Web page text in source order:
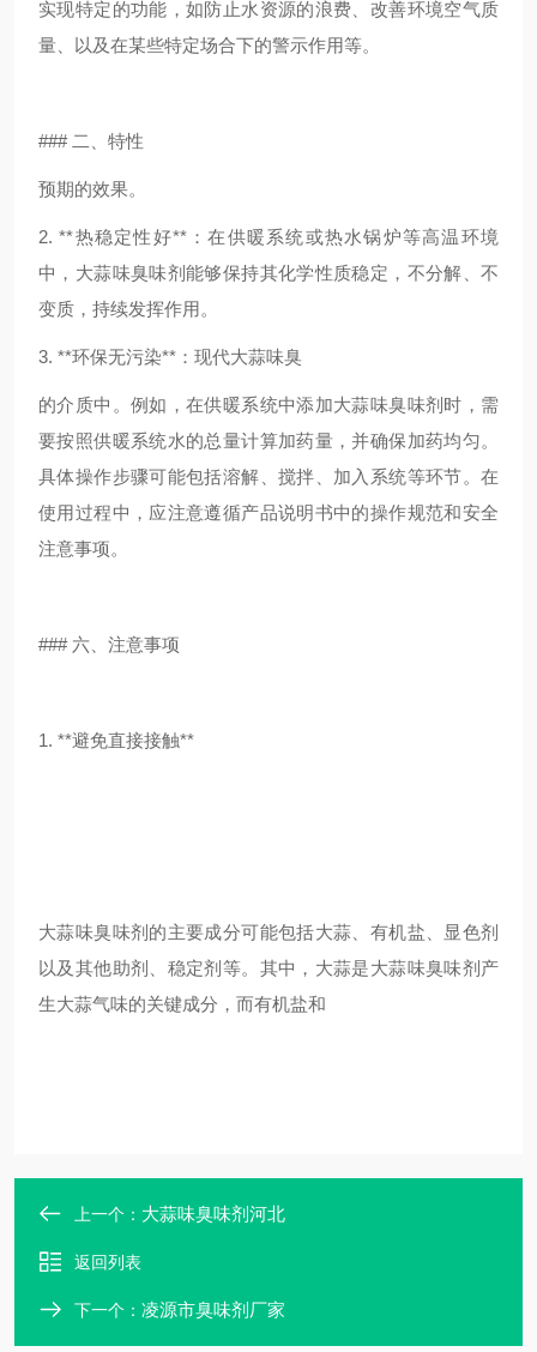
实现特定的功能，如防止水资源的浪费、改善环境空气质
量、以及在某些特定场合下的警示作用等。
### 二、特性
预期的效果。
2. **热稳定性好**：在供暖系统或热水锅炉等高温环境
中，大蒜味臭味剂能够保持其化学性质稳定，不分解、不
变质，持续发挥作用。
3. **环保无污染**：现代大蒜味臭
的介质中。例如，在供暖系统中添加大蒜味臭味剂时，需
要按照供暖系统水的总量计算加药量，并确保加药均匀。
具体操作步骤可能包括溶解、搅拌、加入系统等环节。在
使用过程中，应注意遵循产品说明书中的操作规范和安全
注意事项。
### 六、注意事项
1. **避免直接接触**
大蒜味臭味剂的主要成分可能包括大蒜、有机盐、显色剂
以及其他助剂、稳定剂等。其中，大蒜是大蒜味臭味剂产
生大蒜气味的关键成分，而有机盐和
上一个： 大蒜味臭味剂河北
返回列表
下一个： 凌源市臭味剂厂家